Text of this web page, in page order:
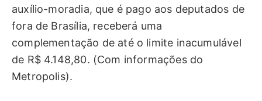
auxílio-moradia, que é pago aos deputados de
fora de Brasília, receberá uma
complementação de até o limite inacumulável
de R$ 4.148,80. (Com informações do
Metropolis).